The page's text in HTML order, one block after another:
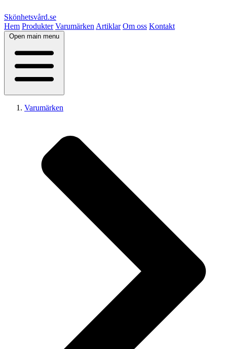
Skönhetsvård.se
Hem Produkter Varumärken Artiklar Om oss Kontakt
Open main menu
Varumärken